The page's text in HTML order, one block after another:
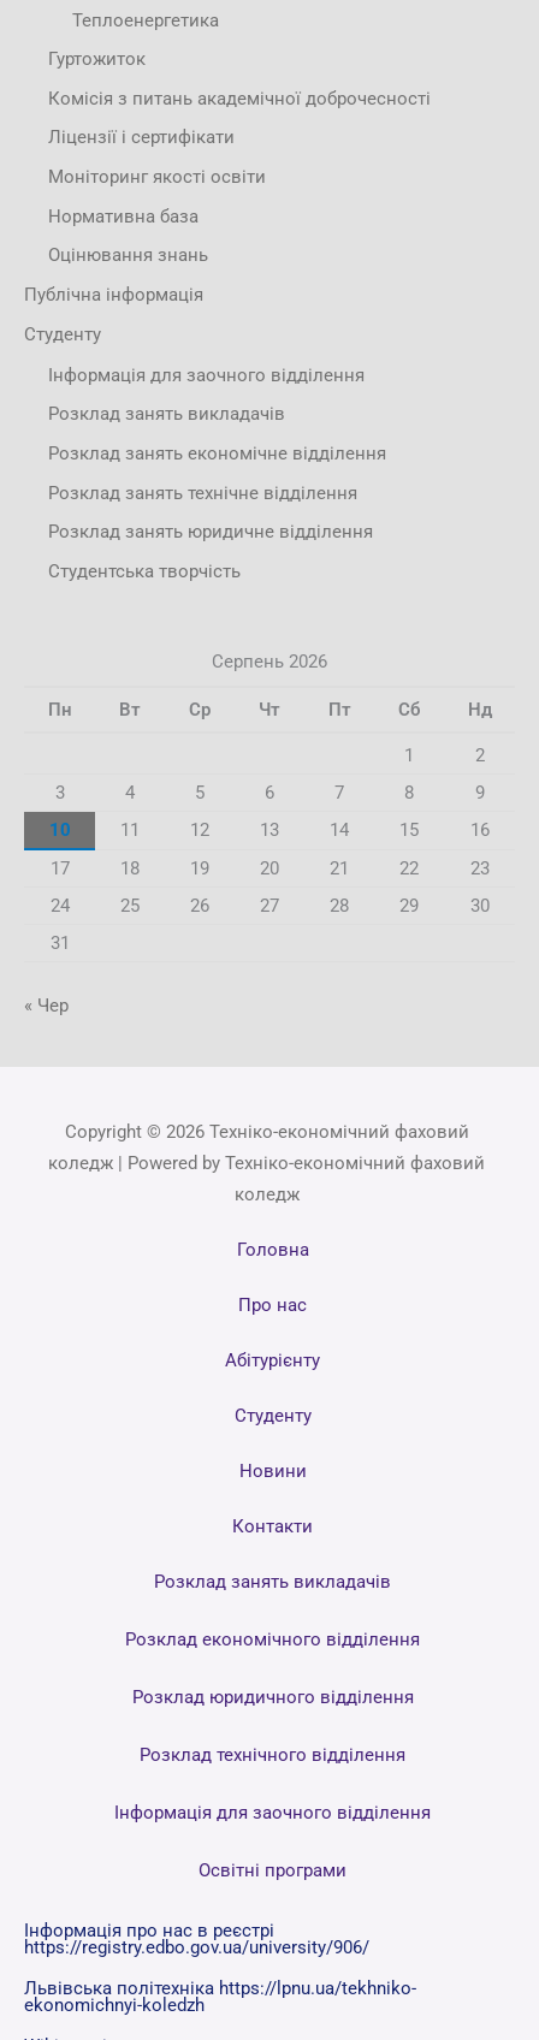
Теплоенергетика
Гуртожиток
Комісія з питань академічної доброчесності
Ліцензії і сертифікати
Моніторинг якості освіти
Нормативна база
Оцінювання знань
Публічна інформація
Студенту
Інформація для заочного відділення
Розклад занять викладачів
Розклад занять економічне відділення
Розклад занять технічне відділення
Розклад занять юридичне відділення
Студентська творчість
Серпень 2026
Пн Вт Ср Чт Пт Сб Нд
1
2
3
4 5 6 7 8
9
10
11 12 13 14 15
16
17
18 19 20 21 22
23
24
25 26 27 28 29
30
31
« Чер
Copyright © 2026 Техніко-економічний фаховий
коледж | Powered by Техніко-економічний фаховий
коледж
Головна
Про нас
Абітурієнту
Студенту
Новини
Контакти
Розклад занять викладачів
Розклад економічного відділення
Розклад юридичного відділення
Розклад технічного відділення
Інформація для заочного відділення
Освітні програми
Інформація про нас в реєстрі
https://registry.edbo.gov.ua/university/906/
Львівська політехніка https://lpnu.ua/tekhniko-
ekonomichnyi-koledzh